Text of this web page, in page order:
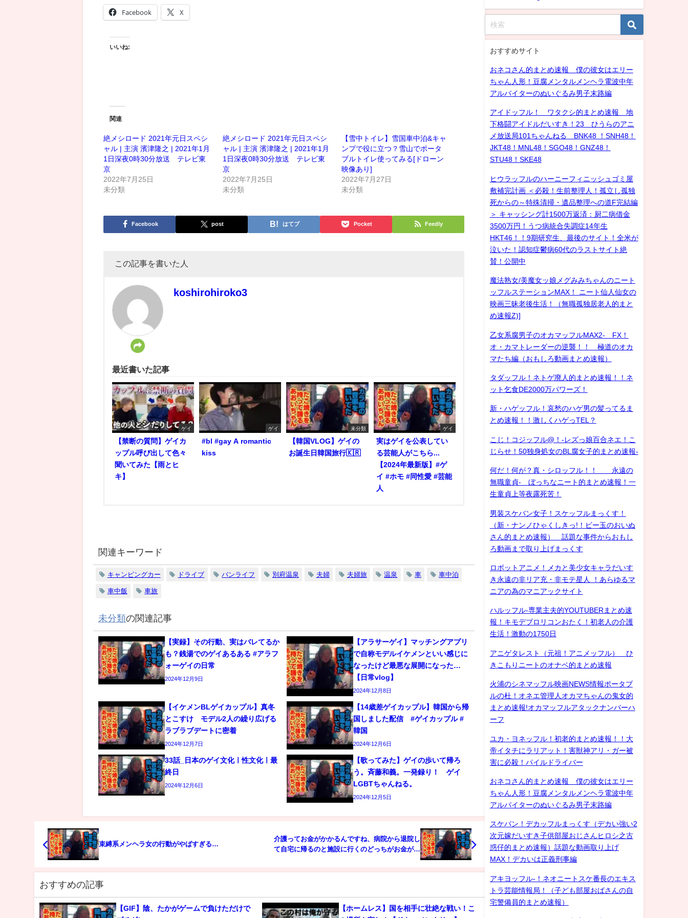
Facebook X
いいね:
関連
絶メシロード 2021年元日スペシ
ャル | 主演 濱津隆之 | 2021年1月
1日深夜0時30分放送 テレビ東
京
2022年7月25日
未分類
絶メシロード 2021年元日スペシ
ャル | 主演 濱津隆之 | 2021年1月
1日深夜0時30分放送 テレビ東
京
2022年7月25日
未分類
【雪中トイレ】雪国車中泊&キャ
ンプで役に立つ？雪山でポータ
ブルトイレ使ってみる[ドローン
映像あり]
2022年7月27日
未分類
Facebook post はてブ Pocket Feedly
この記事を書いた人
koshirohiroko3
最近書いた記事
ゲイ
【禁断の質問】ゲイカ
ップル呼び出して色々
聞いてみた【雨とヒ
キ】
ゲイ
#bl #gay A romantic
kiss
未分類
【韓国VLOG】ゲイの
お誕生日韓国旅行🇰🇷
ゲイ
実はゲイを公表してい
る芸能人がこちら...
【2024年最新版】#ゲ
イ #ホモ #同性愛 #芸能
人
関連キーワード
キャンピングカー ドライブ バンライフ 別府温泉 夫婦 夫婦旅 温泉 車 車中泊
車中飯 車旅
未分類の関連記事
【実録】その行動、実はバレてるか
も？銭湯でのゲイあるある #アラフ
ォーゲイの日常
2024年12月9日
【アラサーゲイ】マッチングアプリ
で自称モデルイケメンといい感じに
なったけど最悪な展開になった…
【日常vlog】
2024年12月8日
【イケメンBLゲイカップル】真冬
とこすけ モデル2人の繰り広げる
ラブラブデートに密着
2024年12月7日
【14歳差ゲイカップル】韓国から帰
国しました配信 #ゲイカップル #
韓国
2024年12月6日
33話_日本のゲイ文化ㅣ性文化ㅣ最
終日
2024年12月6日
【歌ってみた】ゲイの歩いて帰ろ
う。斉藤和義。一発録り！ ゲイ
LGBTちゃんねる。
2024年12月5日
束縛系メンヘラ女の行動がやばすぎる…
介護ってお金がかかるんですね、病院から退院し
て自宅に帰るのと施設に行くのどっちがお金がか
おすすめの記事
【GIF】陰、たかがゲームで負けただけで
【ホームレス】国を相手に壮絶な戦い！こ
おすすめサイト
おネコさん的まとめ速報 僕の彼女はエリー
ちゃん人形！豆腐メンタルメンヘラ電波中年
アルバイターのぬいぐるみ男子末路編
アイドッフル！ ワタクシ的まとめ速報 地
下格闘アイドルだいすき！23 ひうらのアニ
メ放送局101ちゃんねる BNK48 ！SNH48！
JKT48！MNL48！SGO48！GNZ48！
STU48！SKE48
ヒウラッフルのハーニーフィニッシュゴミ屋
敷補完計画 ＜必殺！生前整理人！孤立し孤独
死からの～特殊清掃・遺品整理への道F完結編
＞ キャッシング計1500万返済：厨二病借金
3500万円！うつ病統合失調症14年生
HKT46！！9期研究生、最後のサイト！全米が
泣いた！認知症鬱病60代のラストサイト絶
賛！公開中
魔法熟女/美魔女ッ娘メグみみちゃんのニート
ッフルステーションMAX！ ニート仙人仙女の
映画三昧老後生活！（無職孤独居老人的まと
め速報Z)]
乙女系腐男子のオカマッフルMAX2- FX！
オ・カマトレーダーの逆襲！！ 極道のオカ
マたち編（おもしろ動画まとめ速報）
タダッフル！ネトゲ廃人的まとめ速報！！ネ
ット乞食DE2000万パワーズ！
新・ハゲッフル！哀愁のハゲ男の髪ってるま
とめ速報！！激しくハゲっTEL？
こじ！コジッフル@！-レズっ娘百合ネエ！こ
じらせ！50独身処女のBL腐女子的まとめ速報-
何だ！何が？真・シロッフル！！ 永遠の
無職童貞- ぼっちなニート的まとめ速報！一
生童貞上等夜露死苦！
男装スケバン女子！スケッフルまっくす！
（新・ナンノひゃくしきっ!！ビー玉のおいぬ
さん的まとめ速報） 話題な事件からおもし
ろ動画まで取り上げまっくす
ロボットアニメ！メカと美少女キャラだいす
き永遠の非リア充・非モテ星人 ！あらゆるマ
ニアの為のマニアックサイト
ハルッフル-専業主夫的YOUTUBERまとめ速
報！キモデブロリコンおたく！初老人の介護
生活！激動の1750日
アニゲタレスト（元祖！アニメッフル） ひ
きこもりニートのオナベ的まとめ速報
火浦のシネマッフル映画NEWS情報ポータブ
ルの杜！オネエ管理人オカマちゃんの鬼女的
まとめ速報!オカマッフルアタックナンバーハ
ーフ
ユカ・ヨネッフル！初老的まとめ速報！！大
帝イタチにラリアット！害獣神アリ・ガー被
害に必殺！パイルドライバー
おネコさん的まとめ速報 僕の彼女はエリー
ちゃん人形！豆腐メンタルメンヘラ電波中年
アルバイターのぬいぐるみ男子末路編
スケバン！デカッフルまっくす（デカい強い2
次元嫁だいすき子供部屋おじさんヒロシ之古
惑仔的まとめ速報）話題な動画取り上げ
MAX！デカいは正義刑事編
アキヨッフル-！ネオニートスケ番長のエキス
トラ芸能情報局！（子ども部屋おばさんの自
宅警備員的まとめ速報）